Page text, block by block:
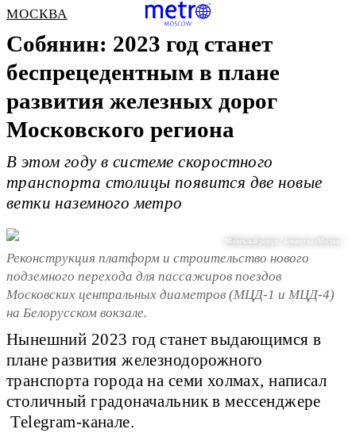
МОСКВА
Собянин: 2023 год станет
беспрецедентным в плане
развития железных дорог
Московского региона
В этом году в системе скоростного
транспорта столицы появится две новые
ветки наземного метро
Мобильный репорт. / Агентство «Москва»
Реконструкция платформ и строительство нового
подземного перехода для пассажиров поездов
Московских центральных диаметров (МЦД-1 и МЦД-4)
на Белорусском вокзале.
Нынешний 2023 год станет выдающимся в
плане развития железнодорожного
транспорта города на семи холмах, написал
столичный градоначальник в мессенджере
Telegram-канале.